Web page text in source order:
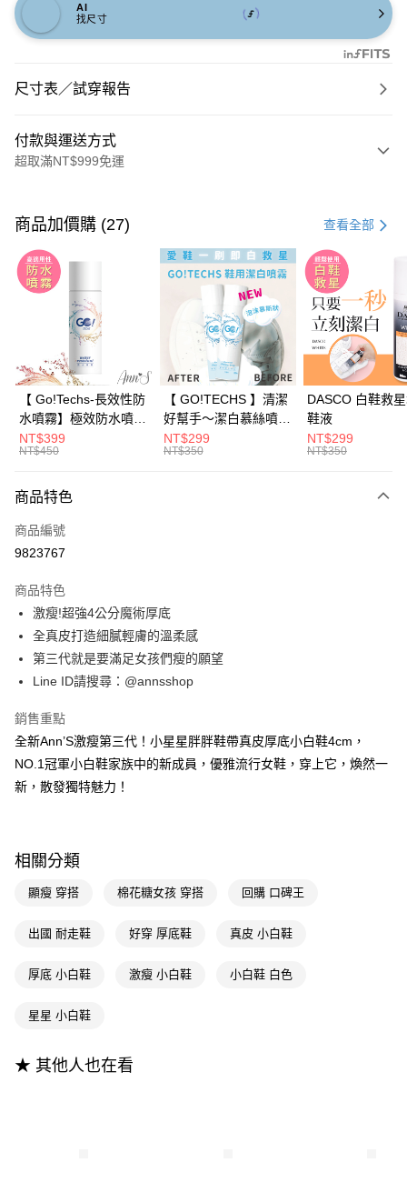
AI
找尺寸
尺寸表／試穿報告
付款與運送方式
超取滿NT$999免運
信用卡一次付款
信用卡分期付款
3 期 0 利率 每期 21家銀行
合作金庫商業銀行
第一商業銀行
華南商業銀行
彰化商業銀行
上海商業儲蓄銀行
台北富邦商業銀行
國泰世華商業銀行
兆豐國際商業銀行
臺灣中小企業銀行
台中商業銀行
匯豐（台灣）商業銀行
華泰商業銀行
聯邦商業銀行
遠東國際商業銀行
元大商業銀行
台灣樂天信用卡公司
6 期 0 利率 每期 21家銀行
合作金庫商業銀行
第一商業銀行
華南商業銀行
彰化商業銀行
上海商業儲蓄銀行
台北富邦商業銀行
國泰世華商業銀行
兆豐國際商業銀行
臺灣中小企業銀行
台中商業銀行
匯豐（台灣）商業銀行
聯邦商業銀行
玉山商業銀行
台灣樂天信用卡公司
超商取貨付款
LINE Pay
Apple Pay
Google Pay
全支付
大哥付你分期
相關說明
【大哥付你分期使用說明】
1.本服務由台灣大哥大提供，台灣大哥大用戶可立即使用無須另外申請。
2.付款方式選擇「大哥付你分期」，訂單成立後會自動跳轉到大哥付的交易
成交易。
3.實際核准額度、可分期數及費用金額請依後續交易確認頁面所載為準。
4.訂單成立30分鐘內，如未前往確認交易或遇審核未通過，訂單將自動取
消。如遇「轉專審核」未通過狀況，表示未達大哥付你分期系統評分，恕無
法說明評估內容。
2.透過簡訊連結打開帳單後，可選擇「超商條碼／台灣大直營門市／銀行轉
帳／街口支付／iPASS MONEY」等通路繳費。
用戶於交易時，得透過本服務購買商品或服務，並由商店將買賣／分期付款
2.基於同意付款使用「大哥付你分期」之契約關係目的，商店將以您的個人
3.完整用戶服務條款，請詳閱以下連結：
【關於「AFTEE先享後付」】
便利好安心！
１．簡單：不需註冊會員、不需綁卡、不需儲值。
２．便利：只要手機號碼，簡訊認證，即可結帳。
３．安心：先確認商品／服務後，再付款。
結帳頁面，進行簡訊認證並確認金額後，即可完成結帳。
３．收到繳費通知簡訊後14天內，點擊此簡訊中的連結，可透過四大超商／
※ 請注意：結帳手續完成當下不需立刻繳費，但若您需要取消訂單，請聯絡
購買商品的店家。未經商家同意取消之訂單仍視為有效，需透過AFTEE先享
※ 交易是否成功請以「AFTEE先享後付 」之結帳頁面顯示為準，若有關於
客戶支援中心」
１．透過由恩沛科技股份有限公司提供之「AFTEE先享後付」服務完成之交
易，需依本服務之必要範圍內提供個人資料，並將交易相關給付款項請求債
ATM付款
運送方式
付款後全家取貨
每筆NT$100，滿NT$999(含以上)免運費
每筆NT$100，滿NT$999(含以上)免運費
付款後萊爾富取貨
每筆NT$100，滿NT$999(含以上)免運費
商品加價購 (27) 查看全部
【 Go!Techs-長效性防
水噴霧】極效防水噴霧
280ml
NT$399
NT$450
【 GO!TECHS 】清潔
好幫手～潔白慕絲噴霧
皮革麂皮布料皆適用
NT$299
NT$350
DASCO 白鞋救
鞋液
NT$299
NT$350
商品特色
商品編號
9823767
商品特色
激瘦!超強4公分魔術厚底
全真皮打造細膩輕膚的溫柔感
第三代就是要滿足女孩們瘦的願望
Line ID請搜尋：@annsshop
銷售重點
全新Ann’S激瘦第三代！小星星胖胖鞋帶真皮厚底小白鞋4cm，
NO.1冠軍小白鞋家族中的新成員，優雅流行女鞋，穿上它，煥然一
新，散發獨特魅力！
相關分類
顯瘦 穿搭 棉花糖女孩 穿搭 回購 口碑王
出國 耐走鞋 好穿 厚底鞋 真皮 小白鞋
厚底 小白鞋 激瘦 小白鞋 小白鞋 白色
星星 小白鞋
★ 其他人也在看